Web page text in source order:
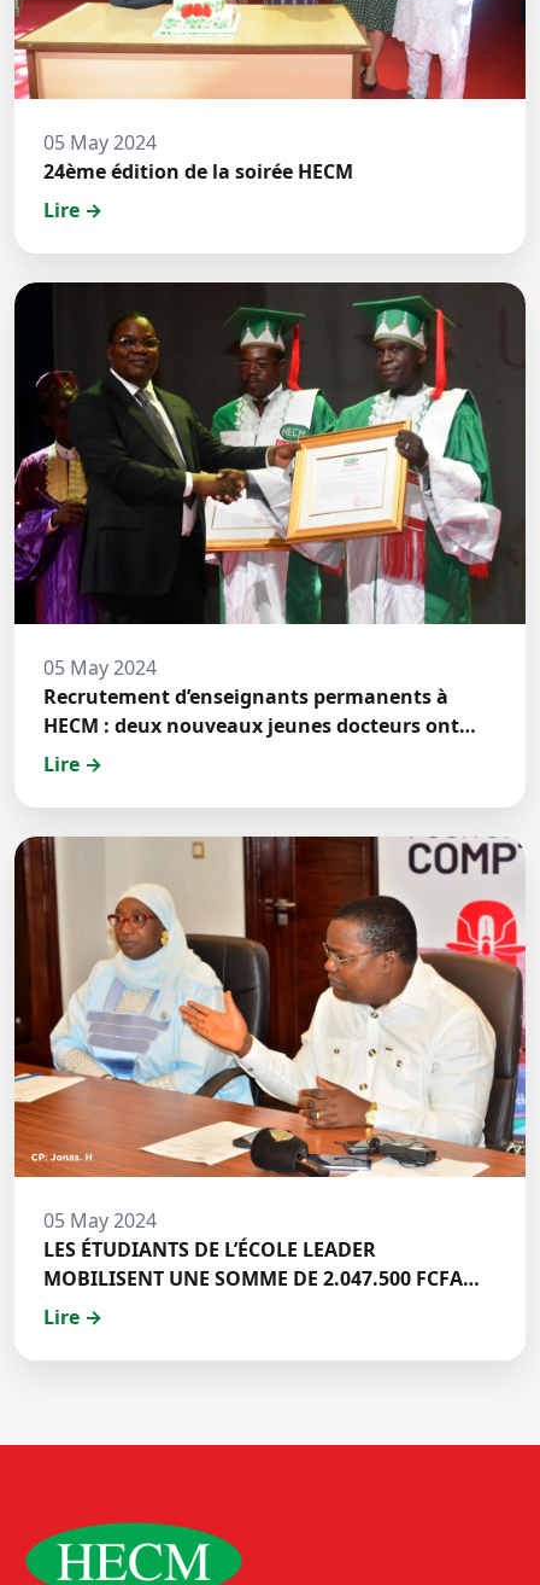
05 May 2024
24ème édition de la soirée HECM
Lire →
05 May 2024
Recrutement d’enseignants permanents à
HECM : deux nouveaux jeunes docteurs ont
prêté́ serment
Lire →
05 May 2024
LES ÉTUDIANTS DE L’ÉCOLE LEADER
MOBILISENT UNE SOMME DE 2.047.500 FCFA
POUR LE FONDS ZÉRO PALU:DISCOURS DE M.
DE HECM
Lire →